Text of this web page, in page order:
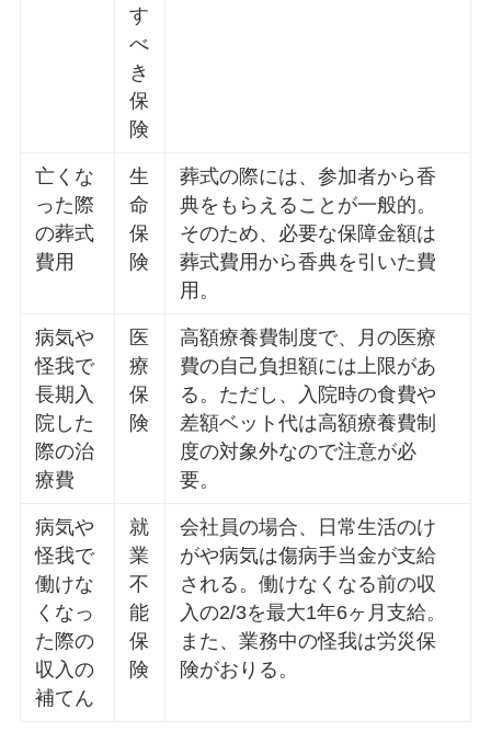
す
べ
き
保
険
亡くな
った際
の葬式
費用
生
命
保
険
葬式の際には、参加者から香
典をもらえることが一般的。
そのため、必要な保障金額は
葬式費用から香典を引いた費
用。
病気や
怪我で
長期入
院した
際の治
療費
医
療
保
険
高額療養費制度で、月の医療
費の自己負担額には上限があ
る。ただし、入院時の食費や
差額ベット代は高額療養費制
度の対象外なので注意が必
要。
病気や
怪我で
働けな
くなっ
た際の
収入の
補てん
就
業
不
能
保
険
会社員の場合、日常生活のけ
がや病気は傷病手当金が支給
される。働けなくなる前の収
入の2/3を最大1年6ヶ月支給。
また、業務中の怪我は労災保
険がおりる。